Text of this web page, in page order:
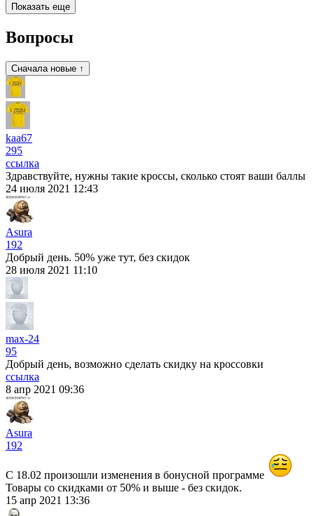
Показать еще
Вопросы
Сначала новые ↑
kaa67
295
ссылка
Здравствуйте, нужны такие кроссы, сколько стоят ваши баллы
24 июля 2021 12:43
Asura
192
Добрый день. 50% уже тут, без скидок
28 июля 2021 11:10
max-24
95
Добрый день, возможно сделать скидку на кроссовки
ссылка
8 апр 2021 09:36
Asura
192
С 18.02 произошли изменения в бонусной программе
Товары со скидками от 50% и выше - без скидок.
15 апр 2021 13:36